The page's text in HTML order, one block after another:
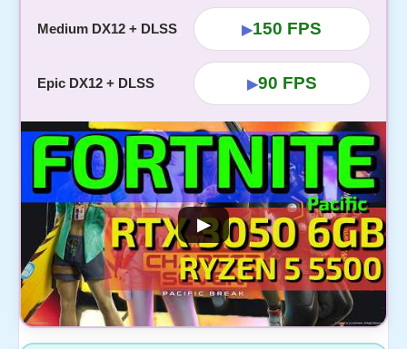
Medium DX12 + DLSS ▶150 FPS
Epic DX12 + DLSS ▶90 FPS
▶